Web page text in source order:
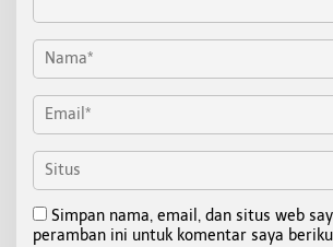
Simpan nama, email, dan situs web
peramban ini untuk komentar saya